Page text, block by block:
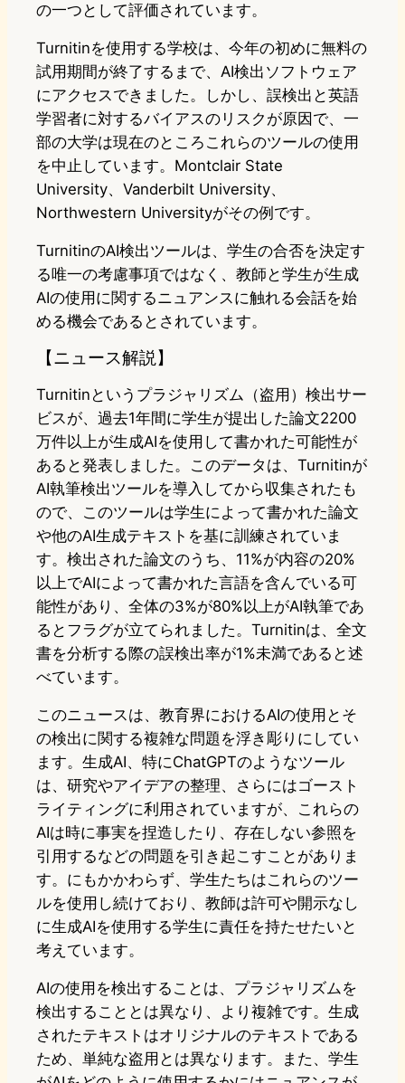
の一つとして評価されています。
Turnitinを使用する学校は、今年の初めに無料の
試用期間が終了するまで、AI検出ソフトウェア
にアクセスできました。しかし、誤検出と英語
学習者に対するバイアスのリスクが原因で、一
部の大学は現在のところこれらのツールの使用
を中止しています。Montclair State
University、Vanderbilt University、
Northwestern Universityがその例です。
TurnitinのAI検出ツールは、学生の合否を決定す
る唯一の考慮事項ではなく、教師と学生が生成
AIの使用に関するニュアンスに触れる会話を始
める機会であるとされています。
【ニュース解説】
Turnitinというプラジャリズム（盗用）検出サー
ビスが、過去1年間に学生が提出した論文2200
万件以上が生成AIを使用して書かれた可能性が
あると発表しました。このデータは、Turnitinが
AI執筆検出ツールを導入してから収集されたも
ので、このツールは学生によって書かれた論文
や他のAI生成テキストを基に訓練されていま
す。検出された論文のうち、11%が内容の20%
以上でAIによって書かれた言語を含んでいる可
能性があり、全体の3%が80%以上がAI執筆であ
るとフラグが立てられました。Turnitinは、全文
書を分析する際の誤検出率が1%未満であると述
べています。
このニュースは、教育界におけるAIの使用とそ
の検出に関する複雑な問題を浮き彫りにしてい
ます。生成AI、特にChatGPTのようなツール
は、研究やアイデアの整理、さらにはゴースト
ライティングに利用されていますが、これらの
AIは時に事実を捏造したり、存在しない参照を
引用するなどの問題を引き起こすことがありま
す。にもかかわらず、学生たちはこれらのツー
ルを使用し続けており、教師は許可や開示なし
に生成AIを使用する学生に責任を持たせたいと
考えています。
AIの使用を検出することは、プラジャリズムを
検出することとは異なり、より複雑です。生成
されたテキストはオリジナルのテキストである
ため、単純な盗用とは異なります。また、学生